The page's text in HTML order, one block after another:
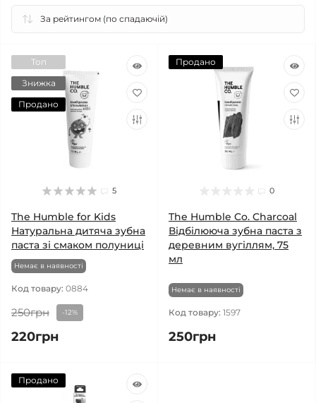
Топ
Знижка
Продано
5
The Humble for Kids
Натуральна дитяча зубна
паста зі смаком полуниці
Немає в наявності
Код товару: 0884
250грн -12%
220грн
Продано
0
The Humble Co. Charcoal
Відбілююча зубна паста з
деревним вугіллям, 75
мл
Немає в наявності
Код товару: 1597
250грн
Продано